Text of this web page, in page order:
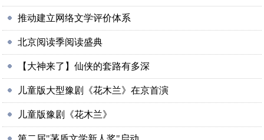
推动建立网络文学评价体系
北京阅读季阅读盛典
【大神来了】仙侠的套路有多深
儿童版大型豫剧《花木兰》在京首演
儿童版豫剧《花木兰》